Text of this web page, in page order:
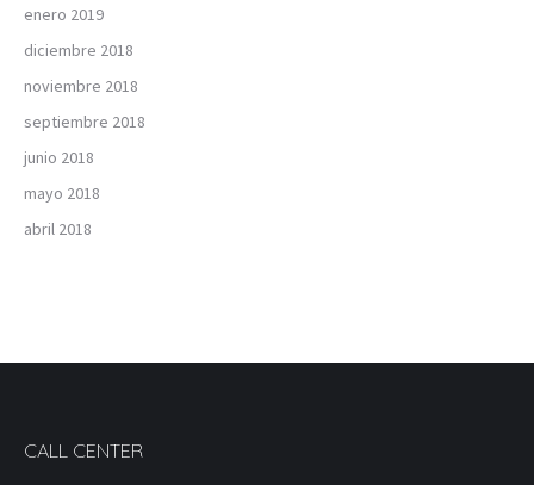
enero 2019
diciembre 2018
noviembre 2018
septiembre 2018
junio 2018
mayo 2018
abril 2018
CALL CENTER